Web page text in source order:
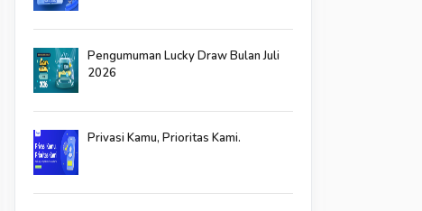
Pengumuman Lucky Draw Bulan Juli
2026
Privasi Kamu, Prioritas Kami.